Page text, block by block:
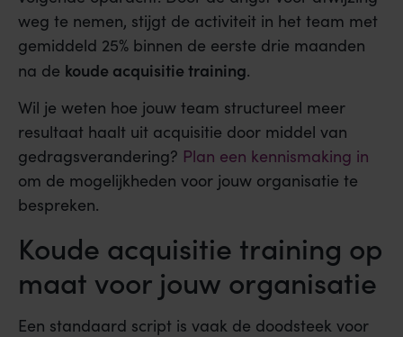
weg te nemen, stijgt de activiteit in het team met
gemiddeld 25% binnen de eerste drie maanden
na de koude acquisitie training.
Wil je weten hoe jouw team structureel meer
resultaat haalt uit acquisitie door middel van
gedragsverandering? Plan een kennismaking in
om de mogelijkheden voor jouw organisatie te
bespreken.
Koude acquisitie training op
maat voor jouw organisatie
Een standaard script is vaak de doodsteek voor